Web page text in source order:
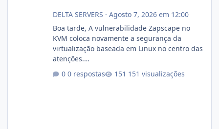
DELTA SERVERS · Agosto 7, 2026 em 12:00
Boa tarde, A vulnerabilidade Zapscape no
KVM coloca novamente a segurança da
virtualização baseada em Linux no centro das
atenções.
https://cloudlinux.statuspage.io/incidents/dlr
xjx23zz5f Criamos uma breve explicação:
0 respostas 151 visualizações